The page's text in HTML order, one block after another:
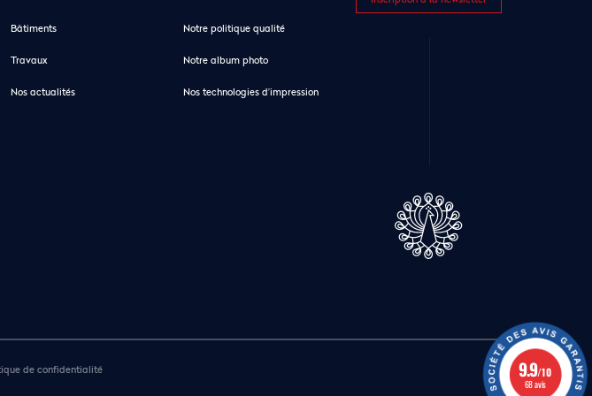
Bâtiments
Travaux
Nos actualités
Notre politique qualité
Notre album photo
Nos technologies d’impression
de confidentialité 9.9/10
68 avis